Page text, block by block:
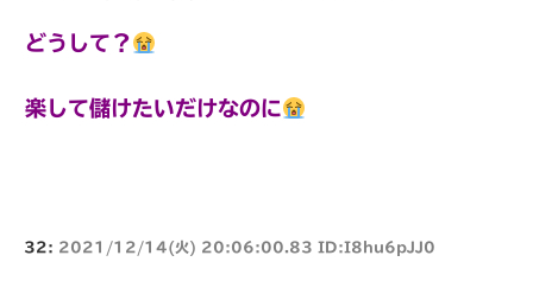
どうして？
楽して儲けたいだけなのに
32: 2021/12/14(火) 20:06:00.83 ID:I8hu6pJJ0